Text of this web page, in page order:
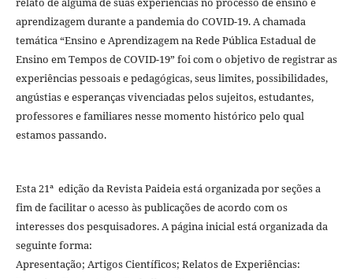
aprendizagem durante a pandemia do COVID-19. A chamada
temática “Ensino e Aprendizagem na Rede Pública Estadual de
Ensino em Tempos de COVID-19” foi com o objetivo de registrar as
experiências pessoais e pedagógicas, seus limites, possibilidades,
angústias e esperanças vivenciadas pelos sujeitos, estudantes,
professores e familiares nesse momento histórico pelo qual
estamos passando.
Esta 21ª edição da Revista Paideia está organizada por seções a
fim de facilitar o acesso às publicações de acordo com os
interesses dos pesquisadores. A página inicial está organizada da
seguinte forma:
Apresentação; Artigos Científicos; Relatos de Experiências: